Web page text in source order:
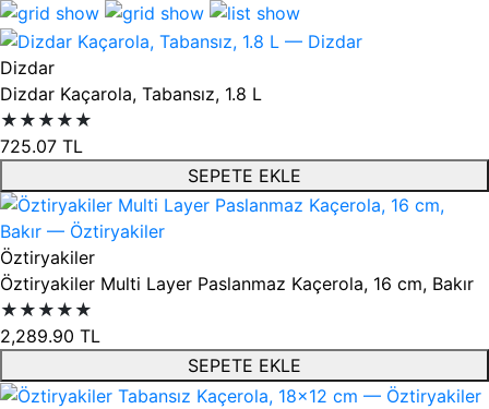
Ürün listesi
Dizdar
Dizdar Kaçarola, Tabansız, 1.8 L
★★★★★
725.07 TL
SEPETE EKLE
Öztiryakiler
Öztiryakiler Multi Layer Paslanmaz Kaçerola, 16 cm, Bakır
★★★★★
2,289.90 TL
SEPETE EKLE